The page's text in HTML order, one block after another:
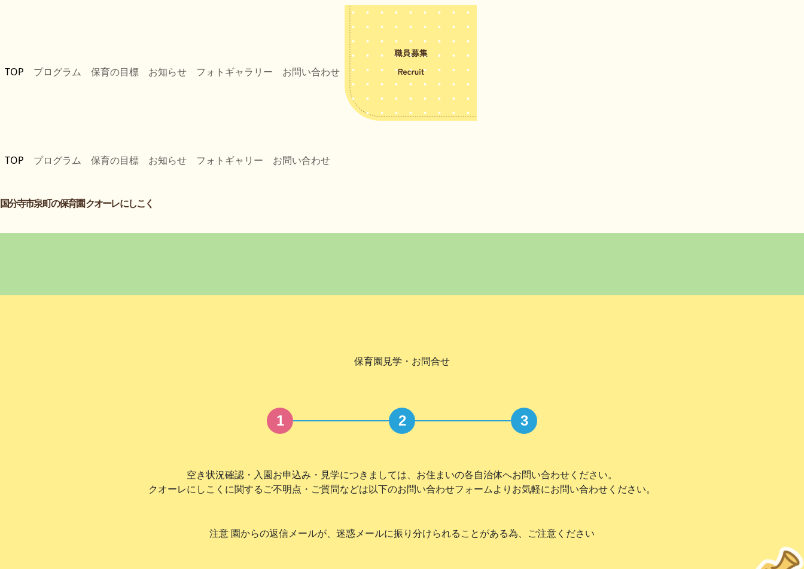
TOP プログラム 保育の目標 お知らせ フォトギャラリー お問い合わせ
TOP プログラム 保育の目標 お知らせ フォトギャリー お問い合わせ
国分寺市泉町の保育園 クオーレにしこく
保育園見学・お問合せ
1 2 3
空き状況確認・入園お申込み・見学につきましては、お住まいの各自治体へお問い合わせください。
クオーレにしこくに関するご不明点・ご質問などは以下のお問い合わせフォームよりお気軽にお問い合わせください。
注意 園からの返信メールが、迷惑メールに振り分けられることがある為、ご注意ください